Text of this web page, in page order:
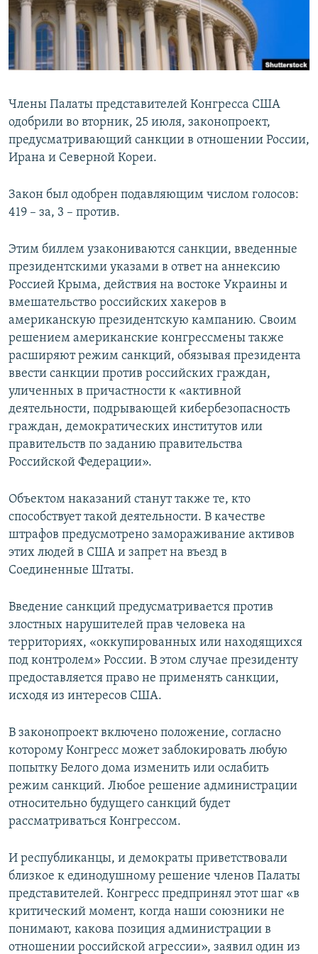
ПОБЕДИТЕЛЕЙ НЕ СУДЯТ?
КРЫМ.НЕПОКОРЕННЫЙ
ELIFBE
ПРИСОЕДИНЯЙТЕСЬ!
Все сайты RFE/RL
Члены Палаты представителей Конгресса США
одобрили во вторник, 25 июля, законопроект,
предусматривающий санкции в отношении России,
Ирана и Северной Кореи.
Закон был одобрен подавляющим числом голосов:
419 – за, 3 – против.
Этим биллем узакониваются санкции, введенные
президентскими указами в ответ на аннексию
Россией Крыма, действия на востоке Украины и
вмешательство российских хакеров в
американскую президентскую кампанию. Своим
решением американские конгрессмены также
расширяют режим санкций, обязывая президента
ввести санкции против российских граждан,
уличенных в причастности к «активной
деятельности, подрывающей кибербезопасность
граждан, демократических институтов или
правительств по заданию правительства
Российской Федерации».
Объектом наказаний станут также те, кто
способствует такой деятельности. В качестве
штрафов предусмотрено замораживание активов
этих людей в США и запрет на въезд в
Соединенные Штаты.
Введение санкций предусматривается против
злостных нарушителей прав человека на
территориях, «оккупированных или находящихся
под контролем» России. В этом случае президенту
предоставляется право не применять санкции,
исходя из интересов США.
В законопроект включено положение, согласно
которому Конгресс может заблокировать любую
попытку Белого дома изменить или ослабить
режим санкций. Любое решение администрации
относительно будущего санкций будет
рассматриваться Конгрессом.
И республиканцы, и демократы приветствовали
близкое к единодушному решение членов Палаты
представителей. Конгресс предпринял этот шаг «в
критический момент, когда наши союзники не
понимают, какова позиция администрации в
отношении российской агрессии», заявил один из